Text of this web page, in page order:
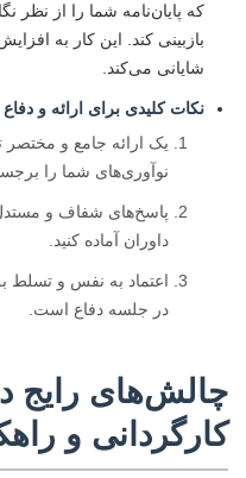
که پایان‌نامه شما را از نظر
بازبینی کند. این کار به
شایانی می‌کند.
نکات کلیدی برای ارائه و
یک ارائه جامع و مختصر
نوآوری‌های شما را
پاسخ‌های شفاف و
داوران آماده کنید.
اعتماد به نفس و تسلط
در جلسه دفاع است.
چالش‌های رایج
کارگردانی و